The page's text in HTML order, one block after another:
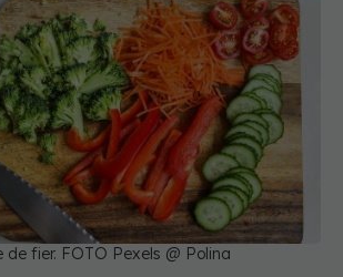
de fier. FOTO Pexels @ Polina